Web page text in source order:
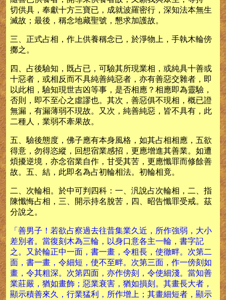
切供具，奉獻十方三寶已，成就波羅密行，深知法本無生
滅故；最後，稱念地藏聖號，懇求加護故。
三、正式占相，作上供養稱念已，於淨物上，手執木輪傍
擲之。
四、占後驗知，既占已，可驗其所現業相，或純具十善或
十惡者，或相反而不具純善純惡者，亦有善惡交雜者，即
以此相，驗知現世吉凶等事，是否相應？相應即為靈驗，
否則，即不至心之虛謬也。其次，善惡俱不現相，概已證
無漏，有漏薄弱不現故。又次，純善純惡，皆不具有，此
二種人，業弱不牽果故。
五、驗後態度，佛子應有本身風格，如其占相相應，五欲
得意，勿得恣縱，回想宿業感招，更應增進其善業。如遭
煩擾逆境，亦念宿業自作，甘受其苦，更應懺罪而修餘善
故。五、結，此即名為占初輪相法。初輪相竟。
二、次輪相。於中可判四科：一、汎說占次輪相，二、指
陳懺悔占相，三、開示持名脫苦，四、昭告懺罪受戒。茲
分說之。
「善男子！若欲占察過去往昔集業久近，所作強弱，大小
差別者。當復刻木為三輪，以身口意各主一輪，書字記
之。又於輪正中一面，書一畫，令粗長，使徹畔。次第二
面，書一畫，令細短，使不至畔。次第三面，作一傍刻如
畫，令其粗深。次第四面，亦作傍刻，令使細淺。當知善
業莊嚴，猶如畫飾；惡業衰害，猶如損刻。其畫長大者，
顯示積善來久，行業猛利，所作增上；其畫細短者，顯示